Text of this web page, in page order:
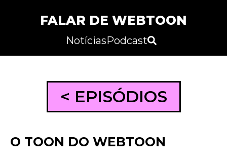
FALAR DE WEBTOON
NotíciasPodcast
< EPISÓDIOS
O TOON DO WEBTOON